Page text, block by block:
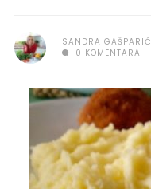
SANDRA GAŠPARIĆ
0 KOMENTARA